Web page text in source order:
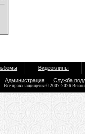
Видеоклипы
Администрация Служба
Все права защищены © 2007-2026